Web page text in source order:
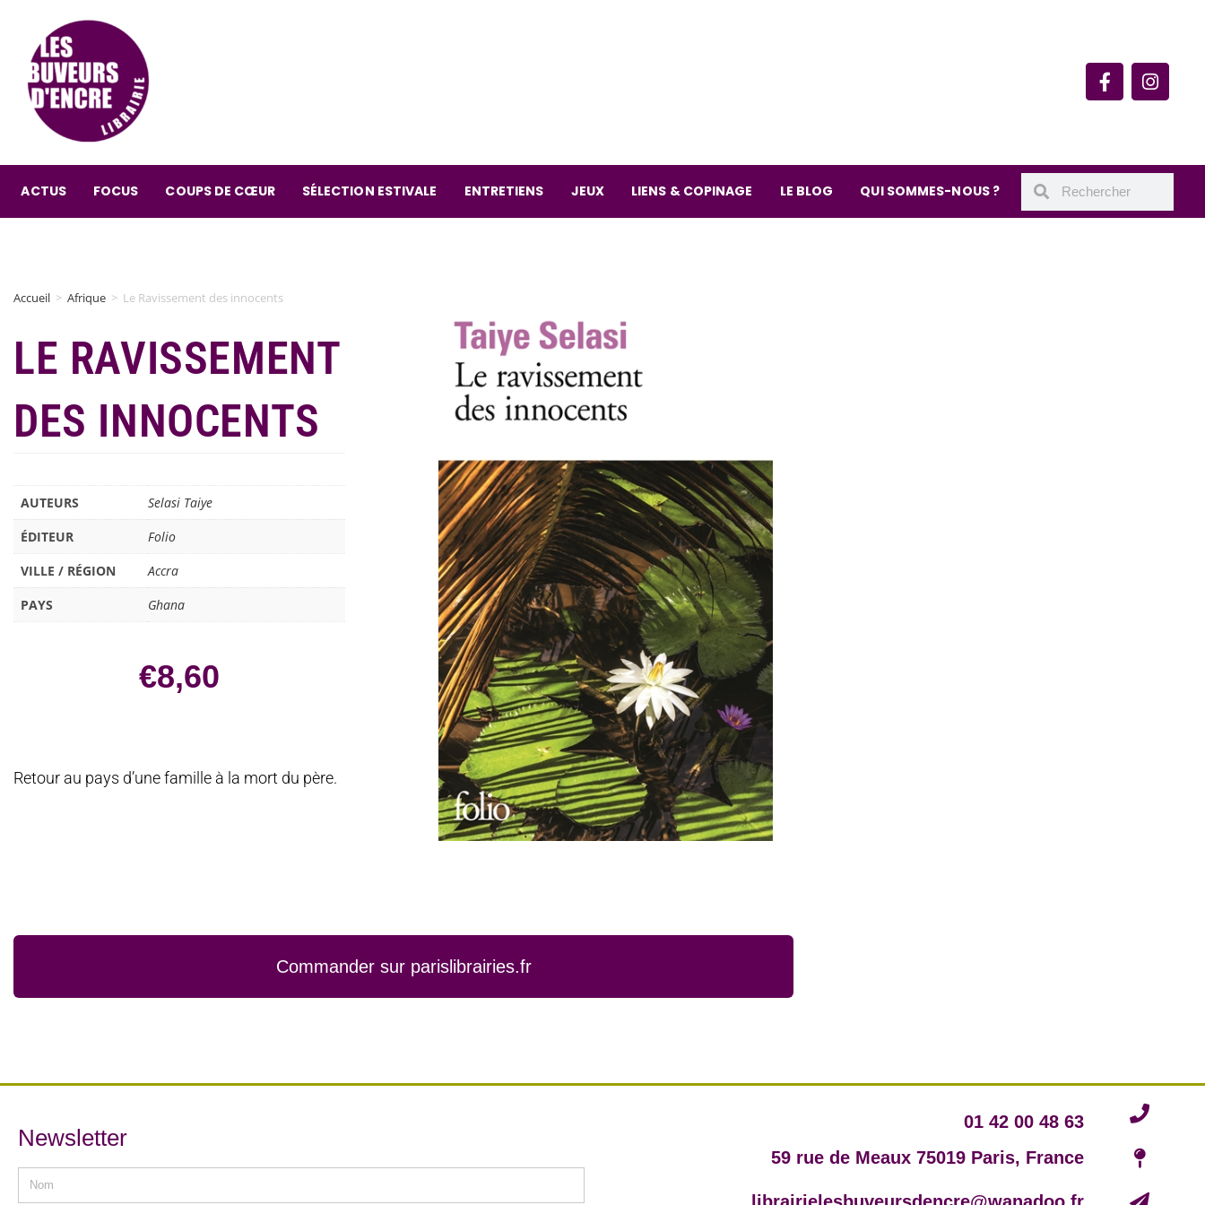
ACTUS FOCUS COUPS DE CŒUR SÉLECTION ESTIVALE ENTRETIENS JEUX LIENS & COPINAGE LE BLOG QUI SOMMES-NOUS ?
Accueil > Afrique > Le Ravissement des innocents
LE RAVISSEMENT
DES INNOCENTS
AUTEURS
Selasi Taiye
ÉDITEUR
Folio
VILLE / RÉGION
Accra
PAYS
Ghana
€8,60
Retour au pays d’une famille à la mort du père.
Commander sur parislibrairies.fr
Newsletter
01 42 00 48 63
59 rue de Meaux 75019 Paris, France